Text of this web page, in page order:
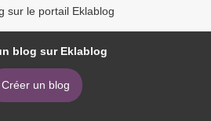
sur le portail Eklablog
blog sur Eklablog
Créer un blog